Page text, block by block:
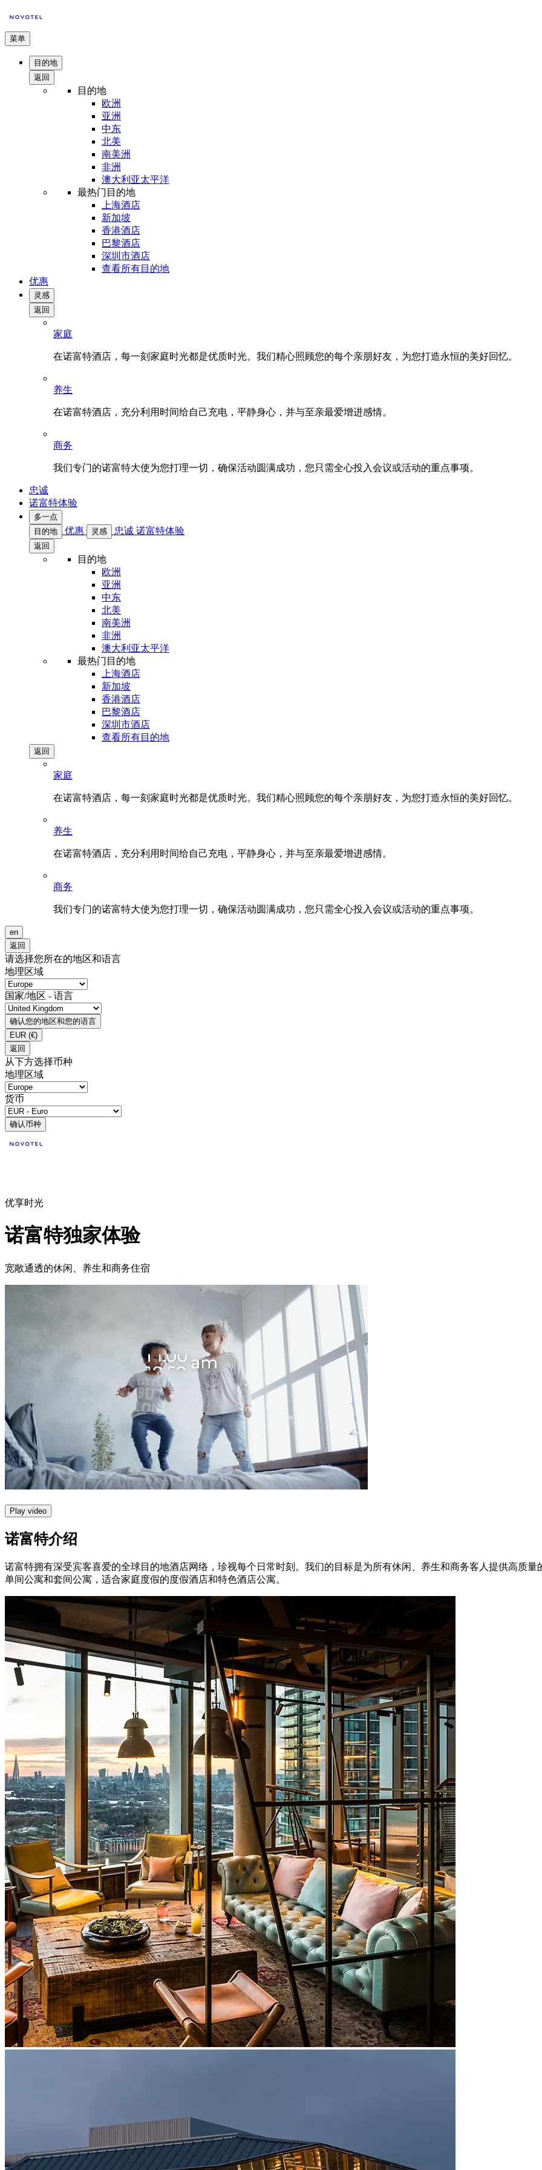
菜单
目的地
返回
目的地
欧洲
亚洲
中东
北美
南美洲
非洲
澳大利亚太平洋
最热门目的地
上海酒店
新加坡
香港酒店
巴黎酒店
深圳市酒店
查看所有目的地
优惠
灵感
返回
家庭
在诺富特酒店，每一刻家庭时光都是优质时光。我们精心照顾您的每个亲朋好友，为您打造永恒的美好回忆。
养生
在诺富特酒店，充分利用时间给自己充电，平静身心，并与至亲最爱增进感情。
商务
我们专门的诺富特大使为您打理一切，确保活动圆满成功，您只需全心投入会议或活动的重点事项。
忠诚
诺富特体验
多一点
目的地
优惠 灵感 忠诚 诺富特体验
返回
目的地
欧洲
亚洲
中东
北美
南美洲
非洲
澳大利亚太平洋
最热门目的地
上海酒店
新加坡
香港酒店
巴黎酒店
深圳市酒店
查看所有目的地
返回
家庭
在诺富特酒店，每一刻家庭时光都是优质时光。我们精心照顾您的每个亲朋好友，为您打造永恒的美好回忆。
养生
在诺富特酒店，充分利用时间给自己充电，平静身心，并与至亲最爱增进感情。
商务
我们专门的诺富特大使为您打理一切，确保活动圆满成功，您只需全心投入会议或活动的重点事项。
en
返回
请选择您所在的地区和语言
地理区域
国家/地区 - 语言
确认您的地区和您的语言
EUR (€)
返回
从下方选择币种
地理区域
货币
确认币种
优享时光
诺富特独家体验
宽敞通透的休闲、养生和商务住宿
Play video
诺富特介绍
诺富特拥有深受宾客喜爱的全球目的地酒店网络，珍视每个日常时刻。我们的目标是为所有休闲、养生和商务客人提供高质量
单间公寓和套间公寓，适合家庭度假的度假酒店和特色酒店公寓。